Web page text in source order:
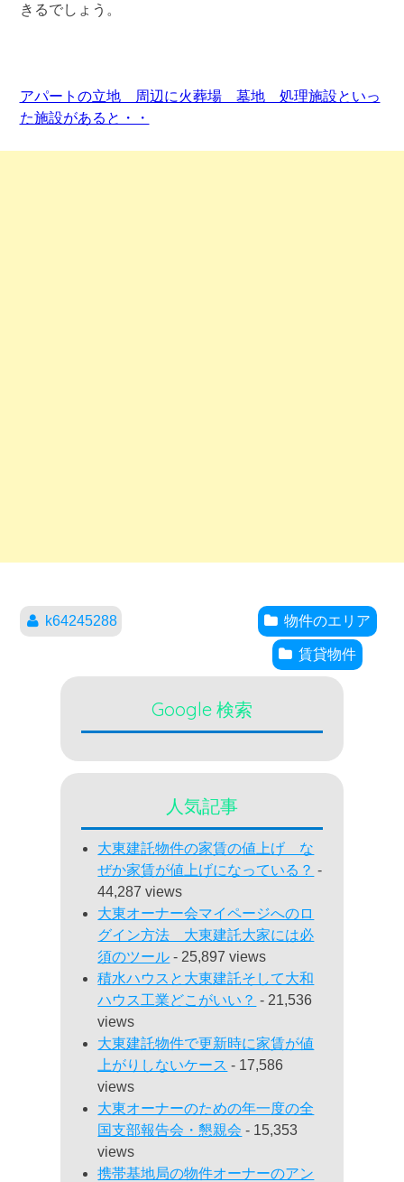
きるでしょう。
アパートの立地 周辺に火葬場 墓地 処理施設といっ
た施設があると・・
k64245288 物件のエリア
賃貸物件
Google 検索
人気記事
大東建託物件の家賃の値上げ な
ぜか家賃が値上げになっている？ -
44,287 views
大東オーナー会マイページへのロ
グイン方法 大東建託大家には必
須のツール - 25,897 views
積水ハウスと大東建託そして大和
ハウス工業どこがいい？ - 21,536
views
大東建託物件で更新時に家賃が値
上がりしないケース - 17,586
views
大東オーナーのための年一度の全
国支部報告会・懇親会 - 15,353
views
携帯基地局の物件オーナーのアン